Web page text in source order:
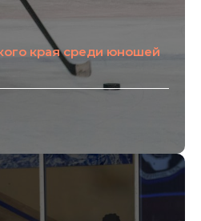
края среди юношей